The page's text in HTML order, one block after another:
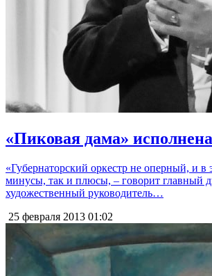
«Пиковая дама»
«Губернаторский оркестр не оперный, и в
минусы, так и плюсы, – говорит главный
художественный руководитель…
25 февраля 2013 01:02